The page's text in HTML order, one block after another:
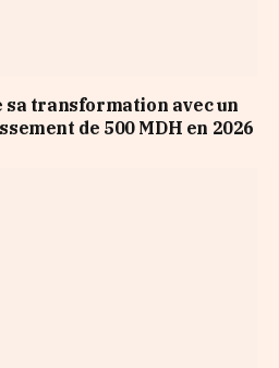
sa transformation avec un
de 500 MDH en 2026